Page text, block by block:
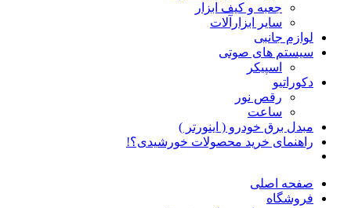
جعبه و کیف ابزار
سایر ابزارآلات
لوازم جانبی
سیستم های صوتی
اسپیکر
دکوراتیو
رقص نور
ساعت
مبدل برق خودرو ( اینورتر )
راهنمای خرید محصولات خورشیدی؟!
صفحه اصلی
فروشگاه